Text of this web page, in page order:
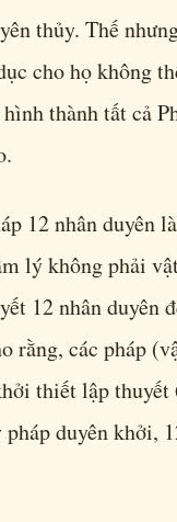
thủy. Thế
cho họ không
thành tất cả
12 nhân duyên
lý không phải
12 nhân duyên
rằng, các pháp
thiết lập
duyên khởi,